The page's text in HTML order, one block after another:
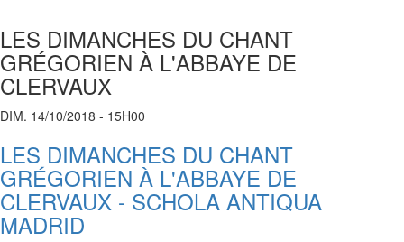
LES DIMANCHES DU CHANT
GRÉGORIEN À L'ABBAYE DE
CLERVAUX
DIM. 14/10/2018 - 15H00
LES DIMANCHES DU CHANT
GRÉGORIEN À L'ABBAYE DE
CLERVAUX - SCHOLA ANTIQUA
MADRID